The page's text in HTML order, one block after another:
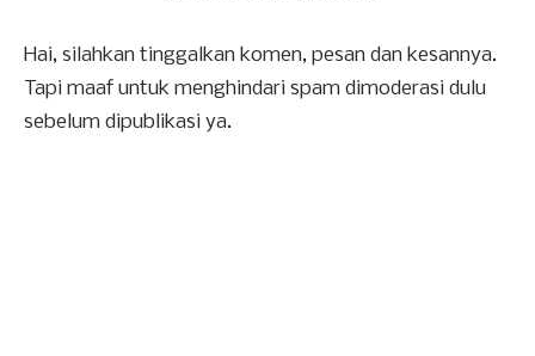
Hai, silahkan tinggalkan komen, pesan dan kesannya.
Tapi maaf untuk menghindari spam dimoderasi dulu
sebelum dipublikasi ya.